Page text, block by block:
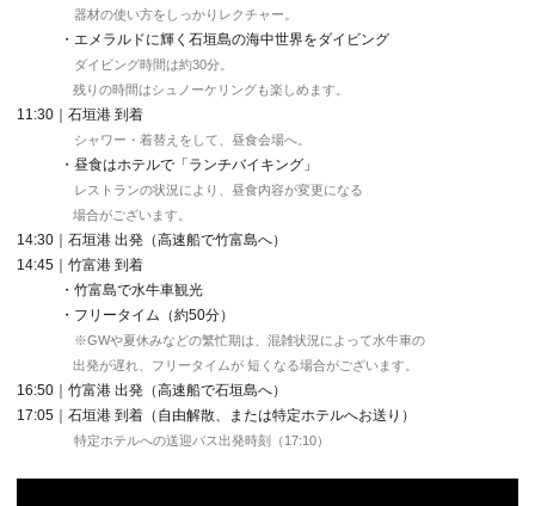
器材の使い方をしっかりレクチャー。
・エメラルドに輝く石垣島の海中世界をダイビング
ダイビング時間は約30分。
残りの時間はシュノーケリングも楽しめます。
11:30｜石垣港 到着
シャワー・着替えをして、昼食会場へ。
・昼食はホテルで「ランチバイキング」
レストランの状況により、昼食内容が変更になる
場合がございます。
14:30｜石垣港 出発（高速船で竹富島へ）
14:45｜竹富港 到着
・竹富島で水牛車観光
・フリータイム（約50分）
※GWや夏休みなどの繁忙期は、混雑状況によって水牛車の
出発が遅れ、フリータイムが 短くなる場合がございます。
16:50｜竹富港 出発（高速船で石垣島へ）
17:05｜石垣港 到着（自由解散、または特定ホテルへお送り）
特定ホテルへの送迎バス出発時刻（17:10）